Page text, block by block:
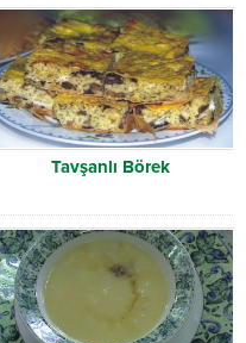
Tavşanlı Börek